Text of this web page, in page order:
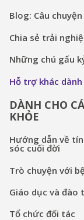
Blog: Câu chuyện
Chia sẻ trải
Những chú gấu
Hỗ trợ khác
DÀNH CHO
KHỎE
Hướng dẫn về
sóc cuối đời
Trò chuyện với
Giáo dục và đào
Tổ chức đối tác